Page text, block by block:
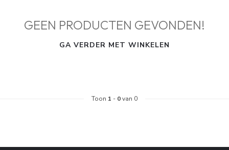
GEEN PRODUCTEN GEVONDEN!
GA VERDER MET WINKELEN
Toon 1 - 0van 0